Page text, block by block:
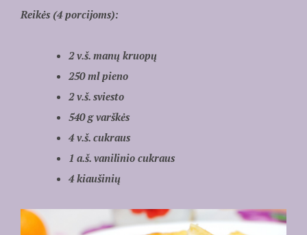
Reikės (4 porcijoms):
2 v.š. manų kruopų
250 ml pieno
2 v.š. sviesto
540 g varškės
4 v.š. cukraus
1 a.š. vanilinio cukraus
4 kiaušinių